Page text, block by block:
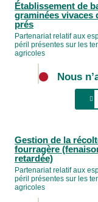
permanentes
bétail des forêts
protéger les
monarque, de la
bourdon
rousse et leur
Établissement de
graminées vivaces
prés
Partenariat relatif aux
péril présentes sur les
agricoles
Nous
afin de soutenir
notamment la
pollinisateurs et
moment qu’ils
des habitats du
Gestion de la
fourragère
retardée)
Partenariat relatif aux
péril présentes sur les
agricoles